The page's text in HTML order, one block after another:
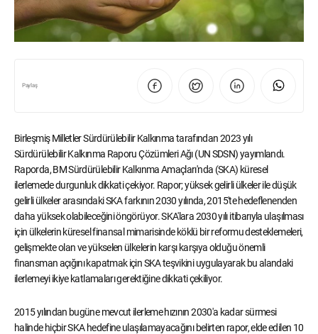
Paylaş
Birleşmiş Milletler Sürdürülebilir Kalkınma tarafından 2023 yılı
Sürdürülebilir Kalkınma Raporu Çözümleri Ağı (UN SDSN) yayımlandı.
Raporda, BM Sürdürülebilir Kalkınma Amaçları'nda (SKA) küresel
ilerlemede durgunluk dikkati çekiyor. Rapor; yüksek gelirli ülkeler ile düşük
gelirli ülkeler arasındaki SKA farkının 2030 yılında, 2015'te hedeflenenden
daha yüksek olabileceğini öngörüyor. SKA'lara 2030 yılı itibarıyla ulaşılması
için ülkelerin küresel finansal mimarisinde köklü bir reformu desteklemeleri,
gelişmekte olan ve yükselen ülkelerin karşı karşıya olduğu önemli
finansman açığını kapatmak için SKA teşvikini uygulayarak bu alandaki
ilerlemeyi ikiye katlamaları gerektiğine dikkati çekiliyor.
2015 yılından bugüne mevcut ilerleme hızının 2030'a kadar sürmesi
halinde hiçbir SKA hedefine ulaşılamayacağını belirten rapor, elde edilen 10